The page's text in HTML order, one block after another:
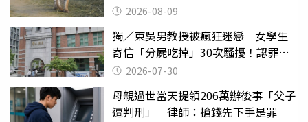
2026-08-09
獨／東吳男教授被瘋狂迷戀 女學生
寄信「分屍吃掉」30次騷擾！認罪免
關 2026-07-30
母親過世當天提領206萬辦後事「父子
遭判刑」 律師：搶錢先下手是罪